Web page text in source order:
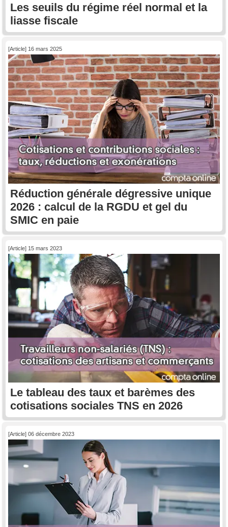
Les seuils du régime réel normal et la
liasse fiscale
[Article] 16 mars 2025
Réduction générale dégressive unique
2026 : calcul de la RGDU et gel du
SMIC en paie
[Article] 15 mars 2023
Le tableau des taux et barèmes des
cotisations sociales TNS en 2026
[Article] 06 décembre 2023